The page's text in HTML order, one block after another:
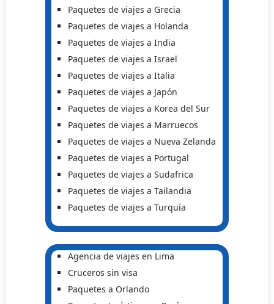
Paquetes de viajes a Grecia
Paquetes de viajes a Holanda
Paquetes de viajes a India
Paquetes de viajes a Israel
Paquetes de viajes a Italia
Paquetes de viajes a Japón
Paquetes de viajes a Korea del Sur
Paquetes de viajes a Marruecos
Paquetes de viajes a Nueva Zelanda
Paquetes de viajes a Portugal
Paquetes de viajes a Sudafrica
Paquetes de viajes a Tailandia
Paquetes de viajes a Turquía
Agencia de viajes en Lima
Cruceros sin visa
Paquetes a Orlando